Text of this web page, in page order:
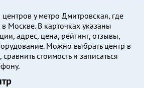
у метро Дмитровская, где
Москве. В карточках указаны
адрес, цена, рейтинг, отзывы,
Можно выбрать центр в
стоимость и записаться